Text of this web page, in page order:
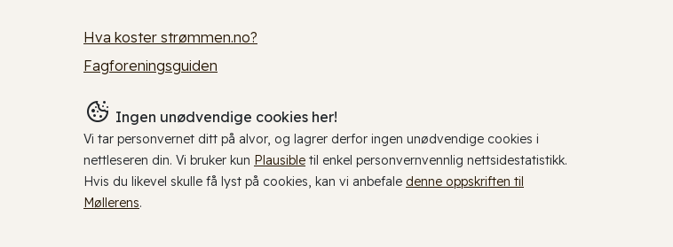
Hva koster strømmen.no?
Fagforeningsguiden
Ingen unødvendige cookies her!
Vi tar personvernet ditt på alvor, og lagrer derfor ingen unødvendige cookies i
nettleseren din. Vi bruker kun Plausible til enkel personvernvennlig nettsidestatistikk.
Hvis du likevel skulle få lyst på cookies, kan vi anbefale denne oppskriften til
Møllerens.